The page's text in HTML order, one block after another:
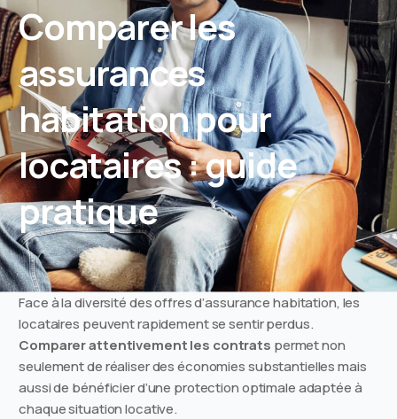
Comparer les
assurances
habitation pour
locataires : guide
pratique
Face à la diversité des offres d’assurance habitation, les
locataires peuvent rapidement se sentir perdus.
Comparer attentivement les contrats permet non
seulement de réaliser des économies substantielles mais
aussi de bénéficier d’une protection optimale adaptée à
chaque situation locative.